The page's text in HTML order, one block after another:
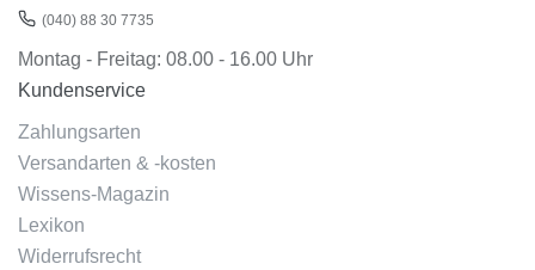
(040) 88 30 7735
Montag - Freitag: 08.00 - 16.00 Uhr
Kundenservice
Zahlungsarten
Versandarten & -kosten
Wissens-Magazin
Lexikon
Widerrufsrecht